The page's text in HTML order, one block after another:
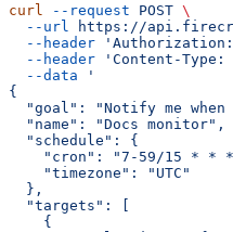
curl --request POST \
  --url
https://
  --header
'Authorization:
  --header
'Content-
  --data
'
{
"goal": "Notify me when
  "name": "Docs monitor",
  "schedule": {
"cron": "7-59/15 * *
    "timezone": "UTC"
  },
  "targets": [
    {